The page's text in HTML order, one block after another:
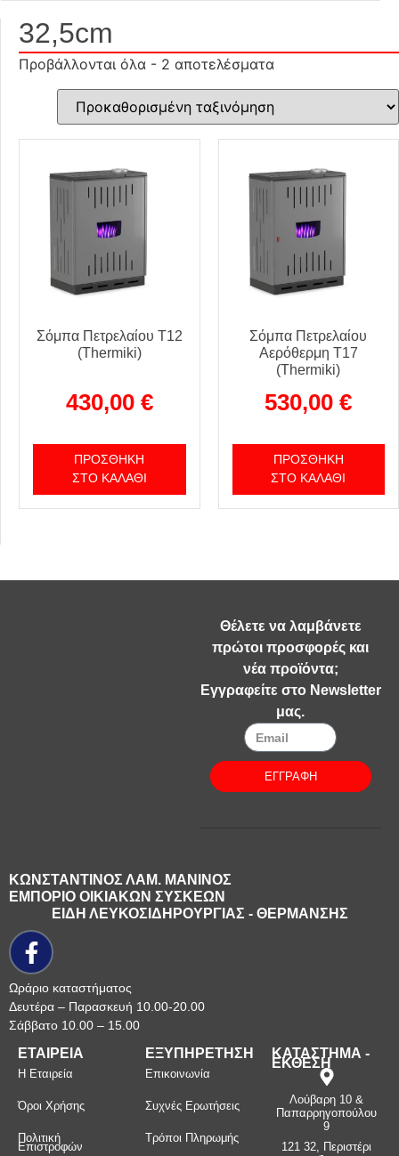
32,5cm
Προβάλλονται όλα - 2 αποτελέσματα
Σόμπα Πετρελαίου T12
(Thermiki)
430,00 €
ΠΡΟΣΘΉΚΗ
ΣΤΟ ΚΑΛΆΘΙ
Σόμπα Πετρελαίου
Αερόθερμη T17
(Thermiki)
530,00€
ΠΡΟΣΘΉΚΗ
ΣΤΟ ΚΑΛΆΘΙ
Θέλετε να λαμβάνετε
πρώτοι προσφορές και
νέα προϊόντα;
Εγγραφείτε στο Newsletter
μας.
ΕΓΓΡΑΦΗ
ΚΩΝΣΤΑΝΤΙΝΟΣ ΛΑΜ. ΜΑΝΙΝΟΣ
ΕΜΠΟΡΙΟ ΟΙΚΙΑΚΩΝ ΣΥΣΚΕΩΝ
ΕΙΔΗ ΛΕΥΚΟΣΙΔΗΡΟΥΡΓΙΑΣ - ΘΕΡΜΑΝΣΗΣ
Ωράριο καταστήματος
Δευτέρα – Παρασκευή 10.00-20.00
Σάββατο 10.00 – 15.00
ΕΤΑΙΡΕΙΑ
Η Εταιρεία
Όροι Χρήσης
Πολιτική
Επιστροφών
ΕΞΥΠΗΡΕΤΗΣΗ
Επικοινωνία
Συχνές Ερωτήσεις
Τρόποι Πληρωμής
ΚΑΤΑΣΤΗΜΑ -
ΕΚΘΕΣΗ
Λούβαρη 10 &
Παπαρρηγοπούλου
9
121 32, Περιστέρι